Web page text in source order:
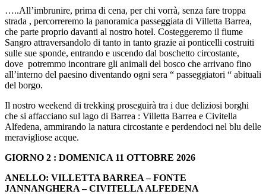
…..All’imbrunire, prima di cena, per chi vorrà, senza fare troppa
strada , percorreremo la panoramica passeggiata di Villetta Barrea,
che parte proprio davanti al nostro hotel. Costeggeremo il fiume
Sangro attraversandolo di tanto in tanto grazie ai ponticelli costruiti
sulle sue sponde, entrando e uscendo dal boschetto circostante,
dove potremmo incontrare gli animali del bosco che arrivano fino
all’interno del paesino diventando ogni sera “ passeggiatori “ abituali
del borgo.
Il nostro weekend di trekking proseguirà tra i due deliziosi borghi
che si affacciano sul lago di Barrea : Villetta Barrea e Civitella
Alfedena, ammirando la natura circostante e perdendoci nel blu delle
meravigliose acque.
GIORNO 2 : DOMENICA 11 OTTOBRE 2026
ANELLO: VILLETTA BARREA – FONTE
JANNANGHERA – CIVITELLA ALFEDENA